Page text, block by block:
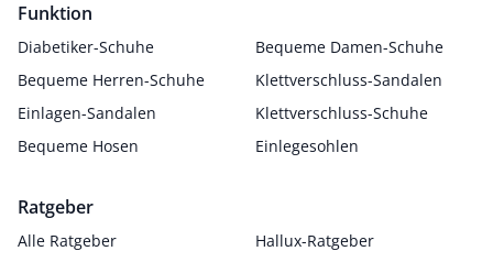
Funktion
Diabetiker-Schuhe
Bequeme Damen-Schuhe
Bequeme Herren-Schuhe
Klettverschluss-Sandalen
Einlagen-Sandalen
Klettverschluss-Schuhe
Bequeme Hosen
Einlegesohlen
Ratgeber
Alle Ratgeber
Hallux-Ratgeber